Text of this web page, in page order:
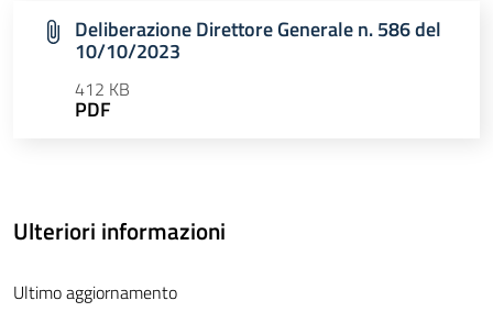
Deliberazione Direttore Generale n. 586 del
10/10/2023
412 KB
PDF
Ulteriori informazioni
Ultimo aggiornamento